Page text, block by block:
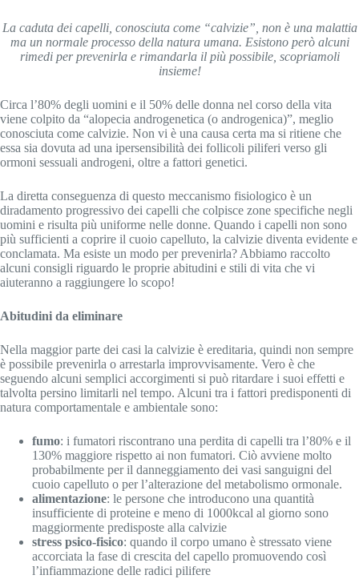
La caduta dei capelli, conosciuta come “calvizie”, non è una malattia
ma un normale processo della natura umana. Esistono però alcuni
rimedi per prevenirla e rimandarla il più possibile, scopriamoli
insieme!
Circa l’80% degli uomini e il 50% delle donna nel corso della vita
viene colpito da “alopecia androgenetica (o androgenica)”, meglio
conosciuta come calvizie. Non vi è una causa certa ma si ritiene che
essa sia dovuta ad una ipersensibilità dei follicoli piliferi verso gli
ormoni sessuali androgeni, oltre a fattori genetici.
La diretta conseguenza di questo meccanismo fisiologico è un
diradamento progressivo dei capelli che colpisce zone specifiche negli
uomini e risulta più uniforme nelle donne. Quando i capelli non sono
più sufficienti a coprire il cuoio capelluto, la calvizie diventa evidente e
conclamata. Ma esiste un modo per prevenirla? Abbiamo raccolto
alcuni consigli riguardo le proprie abitudini e stili di vita che vi
aiuteranno a raggiungere lo scopo!
Abitudini da eliminare
Nella maggior parte dei casi la calvizie è ereditaria, quindi non sempre
è possibile prevenirla o arrestarla improvvisamente. Vero è che
seguendo alcuni semplici accorgimenti si può ritardare i suoi effetti e
talvolta persino limitarli nel tempo. Alcuni tra i fattori predisponenti di
natura comportamentale e ambientale sono:
fumo: i fumatori riscontrano una perdita di capelli tra l’80% e il
130% maggiore rispetto ai non fumatori. Ciò avviene molto
probabilmente per il danneggiamento dei vasi sanguigni del
cuoio capelluto o per l’alterazione del metabolismo ormonale.
alimentazione: le persone che introducono una quantità
insufficiente di proteine e meno di 1000kcal al giorno sono
maggiormente predisposte alla calvizie
stress psico-fisico: quando il corpo umano è stressato viene
accorciata la fase di crescita del capello promuovendo così
l’infiammazione delle radici pilifere